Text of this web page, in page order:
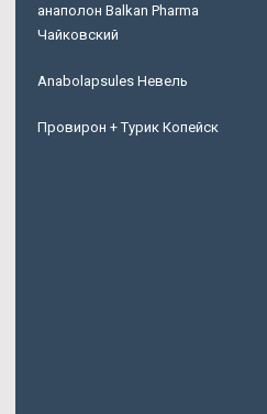
анаполон Balkan Pharma
Чайковский
Anabolapsules Невель
Провирон + Турик Копейск